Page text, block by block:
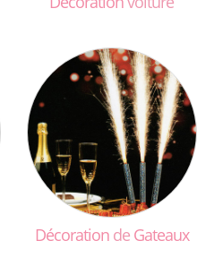
Décoration deGateaux